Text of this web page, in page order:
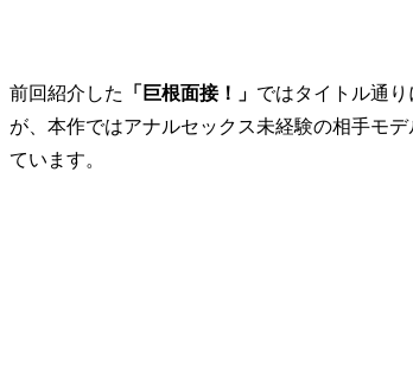
前回紹介した 「巨根面接！」 ではタイトル通
が、本作ではアナルセックス未経験の相手モ
ています。